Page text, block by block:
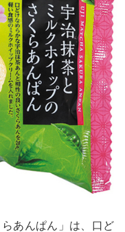
あんぱん」は、口ど